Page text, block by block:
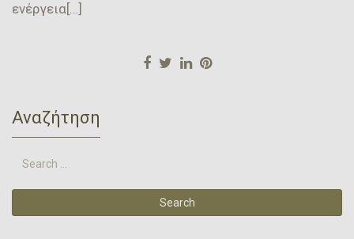
ενέργεια[…]
Αναζήτηση